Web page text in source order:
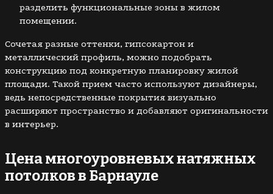
разделить функциональные зоны в жилом
помещении.
Сочетая разные оттенки, гипсокартон и
металлический профиль, можно подобрать
конструкцию под конкретную планировку жилой
площади. Такой прием часто используют дизайнеры,
ведь непосредственные покрытия визуально
расширяют пространство и добавляют оригинальности
в интерьер.
Цена многоуровневых натяжных
потолков в Барнауле